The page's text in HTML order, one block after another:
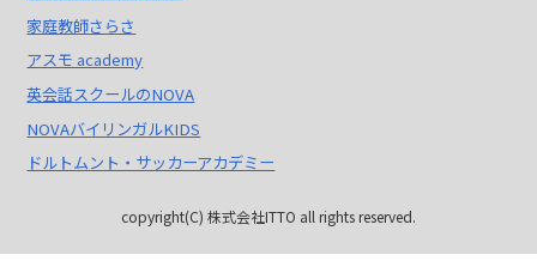
家庭教師さらさ
アスモ academy
英会話スクールのNOVA
NOVAバイリンガルKIDS
ドルトムント・サッカーアカデミー
copyright(C) 株式会社ITTO all rights reserved.